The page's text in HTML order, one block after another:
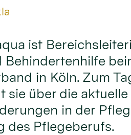
ist
Behindertenhilfe
in Köln. Zum
sie über die
in der
des Pflegeberufs.